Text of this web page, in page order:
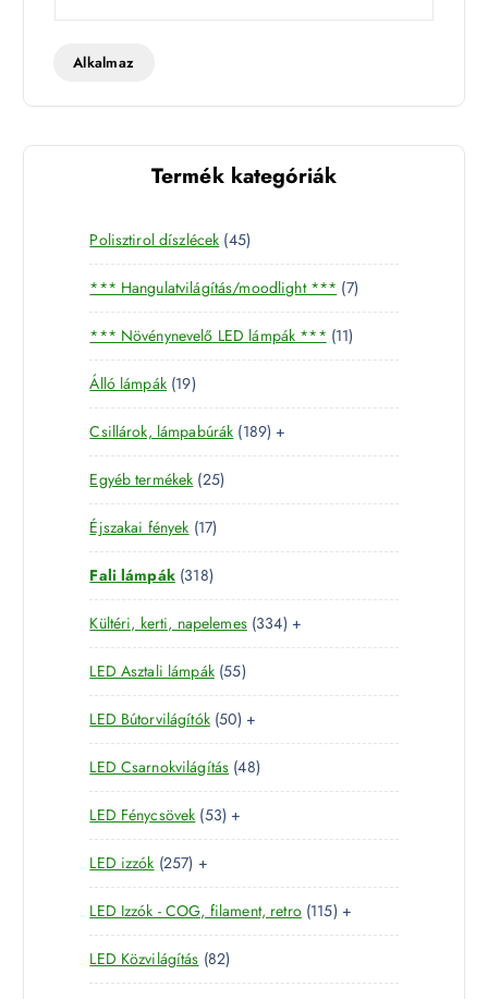
t
Alkalmaz
Termék kategóriák
Polisztirol díszlécek 454
5
t
e
r
m
k
*** Hangulatvilágítás/moodlight *** 77
t
r
é
*** Növénynevelő LED lámpák *** 111
1
e
m
k
Álló lámpák 191
9
t
e
r
m
é
k
Csillárok, lámpabúrák 1891
8
t
r
é
k
+
Egyéb termékek 252
5
e
m
é
k
Éjszakai fények 171
7
t
e
r
m
é
k
Fali lámpák 3183
1
8
t
e
r
m
é
k
Kültéri, kerti, napelemes 3343
3
t
r
é
+
LED Asztali lámpák 555
5
t
e
r
m
k
LED Bútorvilágítók 505
0
t
e
r
m
k
+
LED Csarnokvilágítás 484
8
e
m
é
k
LED Fénycsövek 535
3
e
r
m
é
k
+
LED izzók 2572
5
7
t
e
r
+
LED Izzók - COG, filament, retro 1151
1
t
+
LED Közvilágítás 828
2